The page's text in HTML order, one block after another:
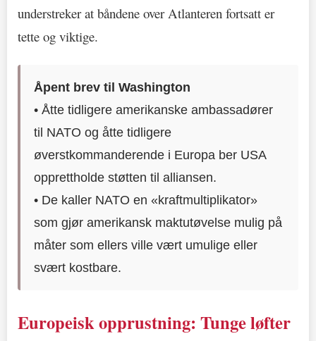
understreker at båndene over Atlanteren fortsatt er
tette og viktige.
Åpent brev til Washington
• Åtte tidligere amerikanske ambassadører
til NATO og åtte tidligere
øverstkommanderende i Europa ber USA
opprettholde støtten til alliansen.
• De kaller NATO en «kraftmultiplikator»
som gjør amerikansk maktutøvelse mulig på
måter som ellers ville vært umulige eller
svært kostbare.
Europeisk opprustning: Tunge løfter